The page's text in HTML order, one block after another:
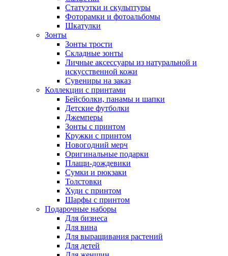
Статуэтки и скульптуры
Фоторамки и фотоальбомы
Шкатулки
Зонты
Зонты трости
Складные зонты
Личные аксессуары из натуральной и
искусственной кожи
Сувениры на заказ
Коллекции с принтами
Бейсболки, панамы и шапки
Детские футболки
Джемперы
Зонты с принтом
Кружки с принтом
Новогодний мерч
Оригинальные подарки
Плащи-дождевики
Сумки и рюкзаки
Толстовки
Худи с принтом
Шарфы с принтом
Подарочные наборы
Для бизнеса
Для вина
Для выращивания растений
Для детей